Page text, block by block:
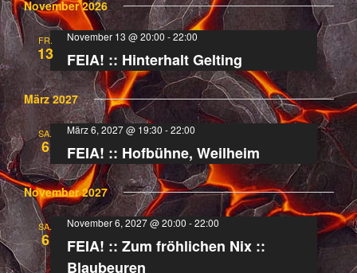
November 2026
FR.
13
November 13 @ 20:00 -22:00
FEIA! :: Hinterhalt Gelting
März 2027
SA.
6
März 6, 2027 @ 19:30 -22:00
FEIA! :: Hofbühne, Weilheim
November 2027
SA.
6
November 6, 2027 @ 20:00 -22:00
FEIA! :: Zum fröhlichen Nix ::
Blaubeuren